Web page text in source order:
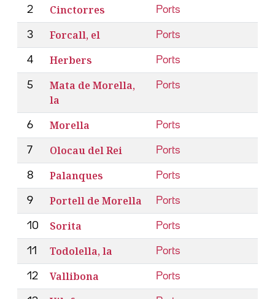
2 Cinctorres Ports
3 Forcall, el Ports
4 Herbers Ports
5
Mata de Morella,
la
Ports
6 Morella Ports
7 Olocau del Rei Ports
8 Palanques Ports
9 Portell de Morella Ports
10 Sorita Ports
11 Todolella, la Ports
12 Vallibona Ports